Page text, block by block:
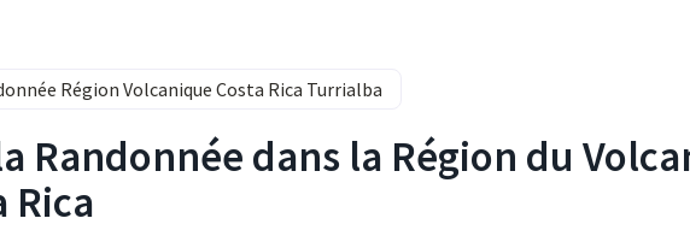
Région Volcanique Costa Rica Turrialba
Randonnée dans la Région du
Rica